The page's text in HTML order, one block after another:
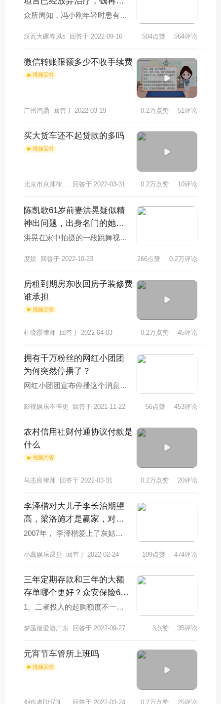
也于事无补，咋回事？
众所周知，冯小刚年轻时患有白
以没有提及。近年来，随着年龄
汉瓦大碾春风s 回答于 2022-09-16 504点赞 564评论
微信转账限额多少不收手续费
视频回答
广州鸿鼎 回答于 2022-03-19 0.2万点赞 51评论
买大货车还不起贷款的多吗
视频回答
北京市京师律师事务所姚志斗律师 回答于 2022-03-31 0.2万点赞 10评论
陈凯歌61岁前妻洪晃疑似精
神出问题，出身名门的她是
在做自己还是真疯了？
洪晃在家中拍摄的一段跳舞视频
神出了问题。61岁的洪晃穿着一
度娱 回答于 2022-10-23 266点赞 0.2万评论
房租到期房东收回房子装修费
谁承担
视频回答
杜晓霞律师 回答于 2022-04-03 0.2万点赞 45评论
拥有千万粉丝的网红小团团
为何突然停播了？
网红小团团宣布停播这个消息令
是正常直播的，但是突然有一天
影视娱乐不停更 回答于 2021-11-22 56点赞 453评论
农村信用社财付通协议付款是
什么
视频回答
马志良律师 回答于 2022-03-31 0.2万点赞 20评论
李泽楷对大儿子李长治期望
高，梁洛施才是赢家，对此
你怎么看？
2007年， 李泽楷爱上了灰姑娘
给他生了3个男孩，谁知，李泽
小蕊娱乐课堂 回答于 2022-02-24 109点赞 474评论
三年定期存款和三年的大额
存单哪个更好？众安保险600
万医疗是真是假？
1、二者投入的起购额度不一
后者的起购额度比较低，50元起
梦菡最爱游广东 回答于 2022-09-27 3点赞 35评论
元宵节车管所上班吗
视频回答
回答于 2022-03-24 0.2万点赞 25评论